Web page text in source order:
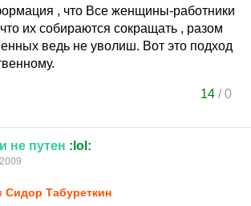
, что Все женщины-работники
их собираются сокращать , разом
ведь не уволиш. Вот это подход
14 /0
не путен :lol:
Сидор Табуреткин